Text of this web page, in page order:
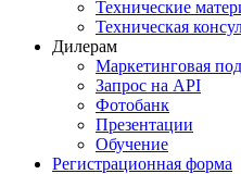
Технические
Техническая
Дилерам
Маркетинговая
Запрос на API
Фотобанк
Презентации
Обучение
Регистрационная форма